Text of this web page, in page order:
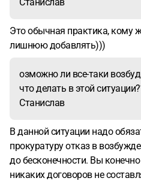
Это обычная практика, кому
лишнюю добавлять)))
озможно ли все-таки
что делать в этой
Станислав
В данной ситуации надо
прокуратуру отказ в
до бесконечности. Вы
никаких договоров не